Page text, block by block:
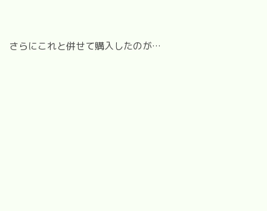
さらにこれと併せて購入したのが…